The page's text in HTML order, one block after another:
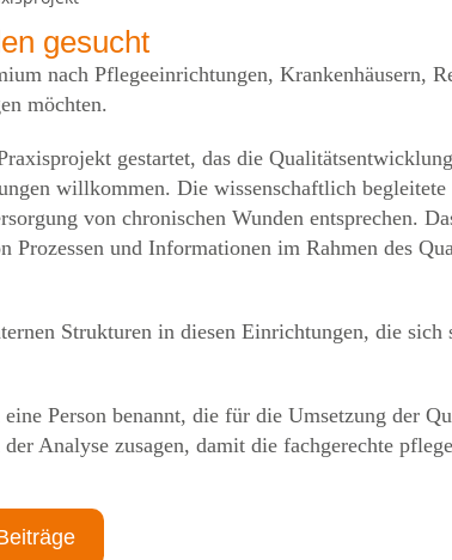
gesucht
nach Pflegeeinrichtungen, Krankenhäusern,
möchten.
gestartet, das die
willkommen. Die wissenschaftlich
von chronischen Wunden entsprechen.
Prozessen und Informationen im Rahmen des
Strukturen in diesen Einrichtungen, die
Person benannt, die für die Umsetzung der
Analyse zusagen, damit die fachgerechte